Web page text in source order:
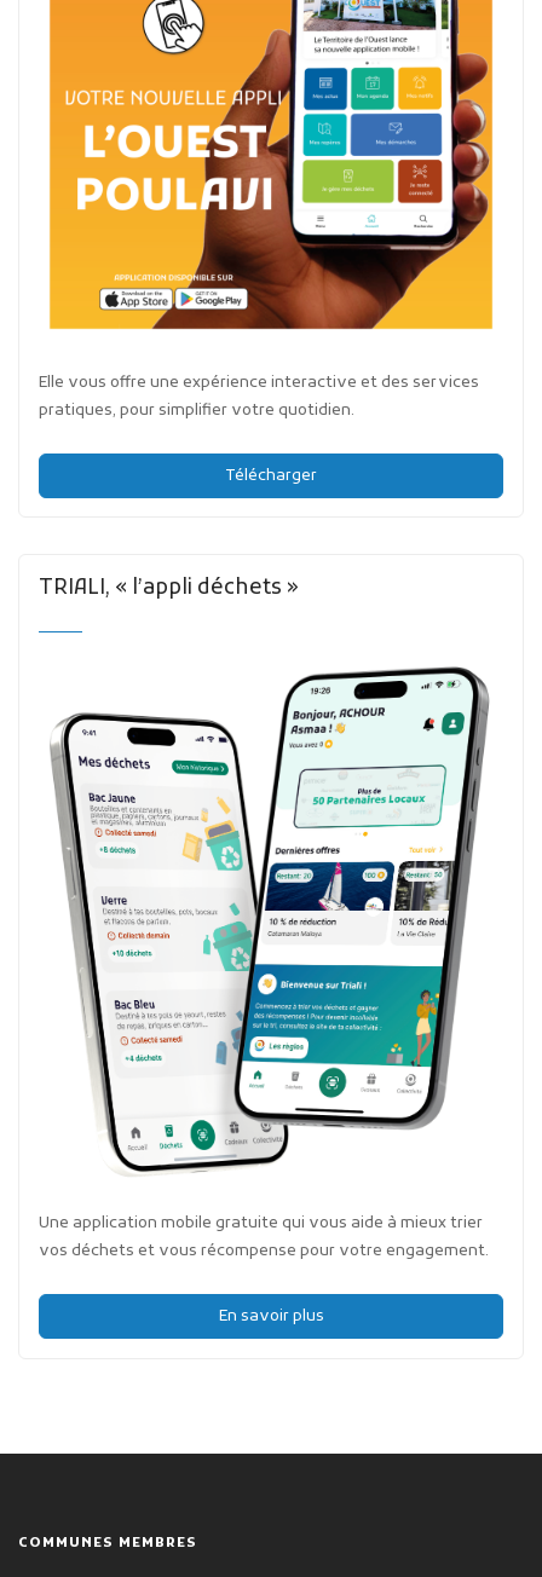
Elle vous offre une expérience interactive et des services
pratiques, pour simplifier votre quotidien.
Télécharger
TRIALI, « l’appli déchets »
Une application mobile gratuite qui vous aide à mieux trier
vos déchets et vous récompense pour votre engagement.
En savoir plus
COMMUNES MEMBRES